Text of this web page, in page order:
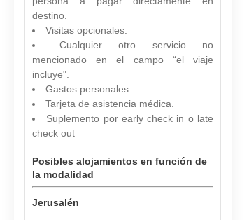
destino.
Visitas opcionales.
Cualquier otro servicio no
mencionado en el campo “el viaje
incluye".
Gastos personales.
Tarjeta de asistencia médica.
Suplemento por early check in o late
check out
Posibles alojamientos en función de
la modalidad
Jerusalén